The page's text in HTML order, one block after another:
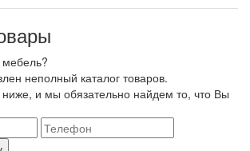
неполный каталог товаров.
и мы обязательно найдем то, что Вы